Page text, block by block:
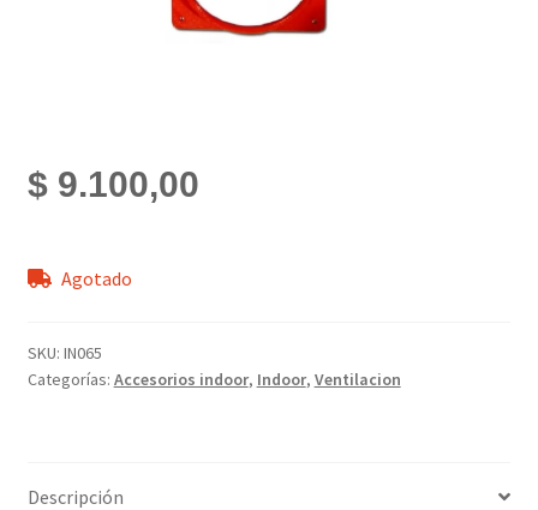
$9.100,00
Agotado
SKU: IN065
Categorías: Accesorios indoor, Indoor, Ventilacion
Descripción